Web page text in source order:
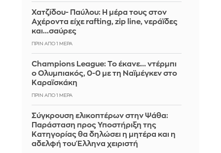
Χατζίδου- Παύλου: Η μέρα τους στον
Αχέροντα είχε rafting, zip line, νεράϊδες
και...σαύρες
ΠΡΙΝ ΑΠΌ 1 ΜΈΡΑ
Champions League: Το έκανε... ντέρμπι
ο Ολυμπιακός, 0-0 με τη Ναϊμέγκεν στο
Καραϊσκάκη
ΠΡΙΝ ΑΠΌ 1 ΜΈΡΑ
Σύγκρουση ελικοπτέρων στην Ψάθα:
Παράσταση προς Υποστήριξη της
Κατηγορίας θα δηλώσει η μητέρα και η
αδελφή του Έλληνα χειριστή